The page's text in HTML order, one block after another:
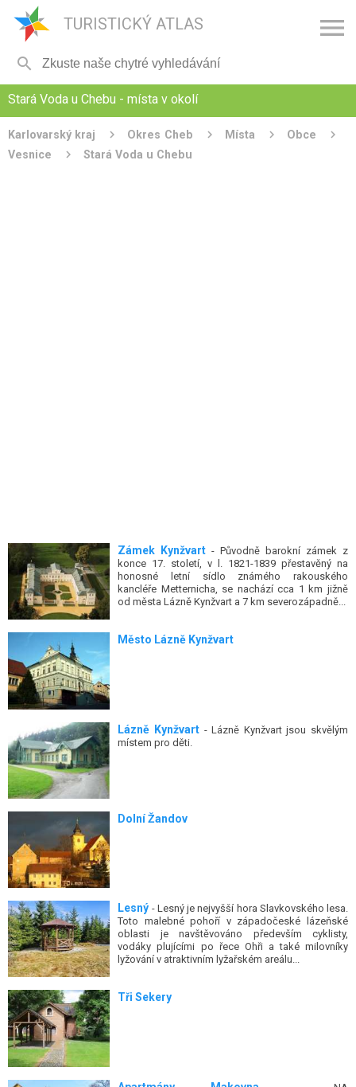
TURISTICKÝ ATLAS 

Stará Voda u Chebu - místa v okolí
Karlovarský kraj Okres Cheb Místa
Obce
Vesnice
Stará Voda u Chebu
Zámek Kynžvart - Původně barokní zámek z
konce 17. století, v l. 1821-1839 přestavěný na
honosné letní sídlo známého rakouského
kancléře Metternicha, se nachází cca 1 km jižně
od města Lázně Kynžvart a 7 km severozápadně...
Město Lázně Kynžvart
Lázně Kynžvart - Lázně Kynžvart jsou skvělým
místem pro děti.
Dolní Žandov
Lesný - Lesný je nejvyšší hora Slavkovského lesa.
Toto malebné pohoří v západočeské lázeňské
oblasti je navštěvováno především cyklisty,
vodáky plujícími po řece Ohři a také milovníky
lyžování v atraktivním lyžařském areálu...
Tři Sekery